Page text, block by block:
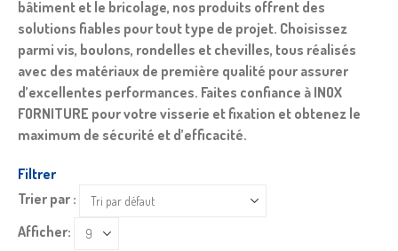
bâtiment et le bricolage, nos produits offrent des
solutions fiables pour tout type de projet. Choisissez
parmi vis, boulons, rondelles et chevilles, tous réalisés
avec des matériaux de première qualité pour assurer
d’excellentes performances. Faites confiance à INOX
FORNITURE pour votre visserie et fixation et obtenez le
maximum de sécurité et d’efficacité.
Filtrer
Trier par :
Afficher: